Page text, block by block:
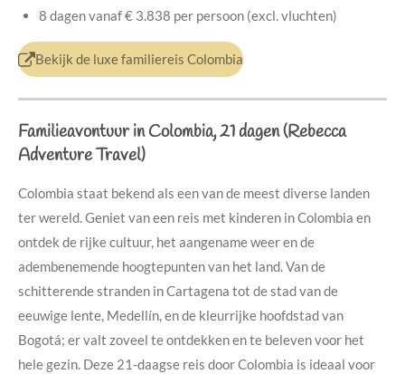
8 dagen vanaf € 3.838 per persoon (excl. vluchten)
Bekijk de luxe familiereis Colombia
Familieavontuur in Colombia, 21 dagen (Rebecca
Adventure Travel)
Colombia staat bekend als een van de meest diverse landen
ter wereld. Geniet van een reis met kinderen in Colombia en
ontdek de rijke cultuur, het aangename weer en de
adembenemende hoogtepunten van het land. Van de
schitterende stranden in Cartagena tot de stad van de
eeuwige lente, Medellín, en de kleurrijke hoofdstad van
Bogotá; er valt zoveel te ontdekken en te beleven voor het
hele gezin. Deze 21-daagse reis door Colombia is ideaal voor